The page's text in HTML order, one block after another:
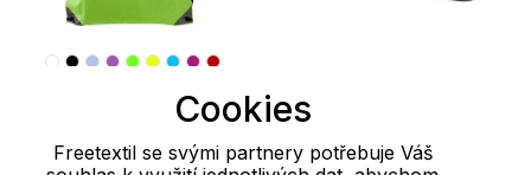
Batoh Energy Malfini
63 Kč
HF16055 Halfar
Cookies
Freetextil se svými partnery potřebuje Váš